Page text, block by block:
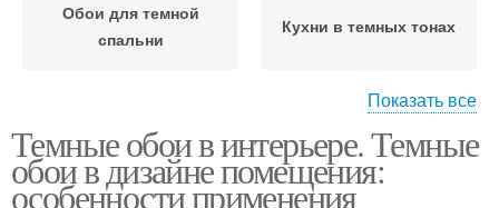
Обои для темной
спальни
Кухни в темных тонах
Темная кухня
Показать все
Темные обои в интерьере. Темные
обои в дизайне помещения:
особенности применения